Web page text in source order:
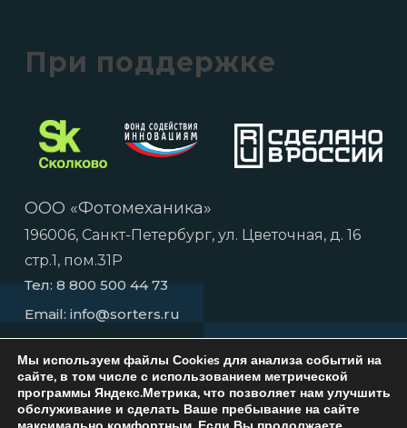
При поддержке
ООО «Фотомеханика»
196006, Санкт-Петербург, ул. Цветочная, д. 16
стр.1, пом.31Р
Тел: 8 800 500 44 73
Email: info@sorters.ru
Мы используем файлы Сookies для анализа событий на
сайте, в том числе с использованием метрической
программы Яндекс.Метрика, что позволяет нам улучшить
обслуживание и сделать Ваше пребывание на сайте